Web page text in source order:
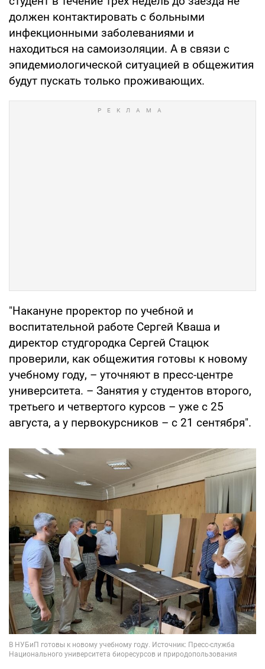
должен контактировать с больными
инфекционными заболеваниями и
находиться на самоизоляции. А в связи с
эпидемиологической ситуацией в общежития
будут пускать только проживающих.
"Накануне проректор по учебной и
воспитательной работе Сергей Кваша и
директор студгородка Сергей Стацюк
проверили, как общежития готовы к новому
учебному году, – уточняют в пресс-центре
университета. – Занятия у студентов второго,
третьего и четвертого курсов – уже с 25
августа, а у первокурсников – с 21 сентября".